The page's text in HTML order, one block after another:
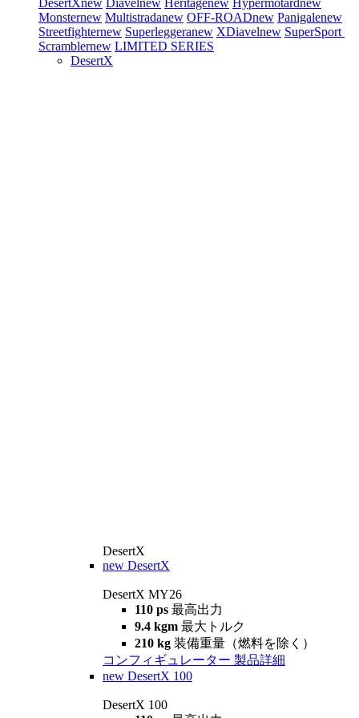
DesertXnew Diavelnew Heritagenew Hypermotardnew
Monsternew Multistradanew OFF-ROADnew Panigalenew
Streetfighternew Superleggeranew XDiavelnew SuperSport
Scramblernew LIMITED SERIES
DesertX
DesertX
new DesertX
DesertX MY26
110 ps 最高出力
9.4 kgm 最大トルク
210 kg 装備重量（燃料を除く）
コンフィギュレーター 製品詳細
new DesertX 100
DesertX 100